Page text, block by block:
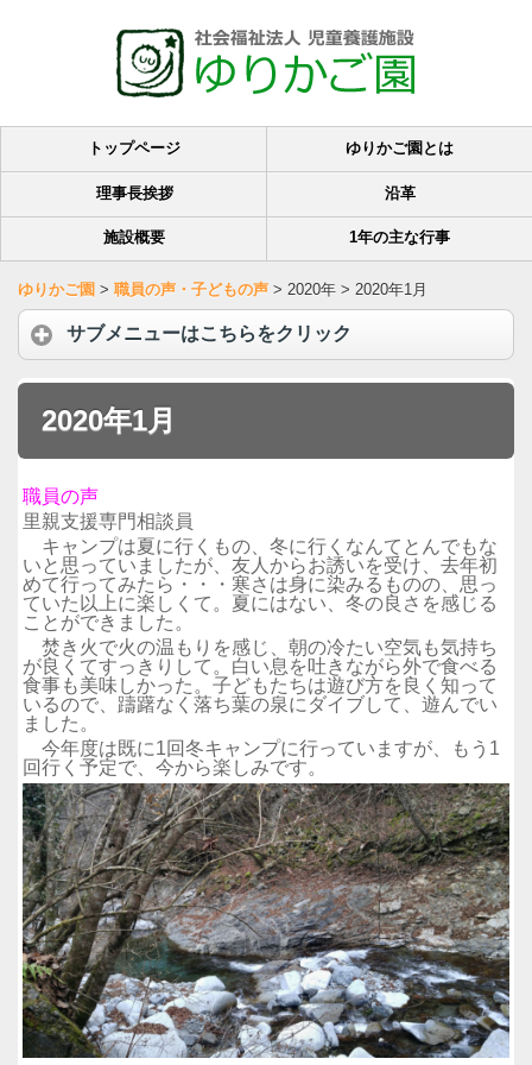
トップページ ゆりかご園とは
理事長挨拶 沿革
施設概要 1年の主な行事
ゆりかご園 > 職員の声・子どもの声 > 2020年 > 2020年1月
サブメニューはこちらをクリック
2020年1月
職員の声
里親支援専門相談員
キャンプは夏に行くもの、冬に行くなんてとんでもな
いと思っていましたが、友人からお誘いを受け、去年初
めて行ってみたら・・・寒さは身に染みるものの、思っ
ていた以上に楽しくて。夏にはない、冬の良さを感じる
ことができました。
焚き火で火の温もりを感じ、朝の冷たい空気も気持ち
が良くてすっきりして。白い息を吐きながら外で食べる
食事も美味しかった。子どもたちは遊び方を良く知って
いるので、躊躇なく落ち葉の泉にダイブして、遊んでい
ました。
今年度は既に1回冬キャンプに行っていますが、もう1
回行く予定で、今から楽しみです。